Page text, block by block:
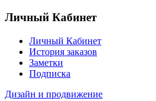
Личный Кабинет
Личный Кабинет
История заказов
Заметки
Подписка
Дизайн и продвижение